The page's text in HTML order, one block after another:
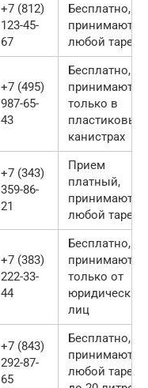
+7 (812)
123-45-
67
Бесплатно,
принимают в
любой таре
+7 (495)
987-65-
43
Бесплатно,
принимают
только в
пластиковых
канистрах
+7 (343)
359-86-
21
Прием
платный,
принимают в
любой таре
+7 (383)
222-33-
44
Бесплатно,
принимают
только от
юридических
лиц
+7 (843)
292-87-
65
Бесплатно,
принимают в
любой таре